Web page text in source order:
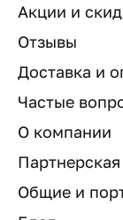
Акции и
Отзывы
Доставка и
Частые
О компании
Общие и